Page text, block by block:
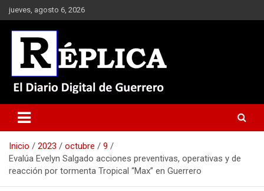
Saltar
al
contenido
jueves, agosto 6, 2026
Réplica
Inicio 2023 octubre
9
Evalúa Evelyn Salgado acciones preventivas, operativas y de
reacción por tormenta Tropical “Max” en Guerrero